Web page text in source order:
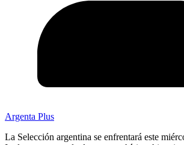
Argenta Plus
La Selección argentina se enfrentará este